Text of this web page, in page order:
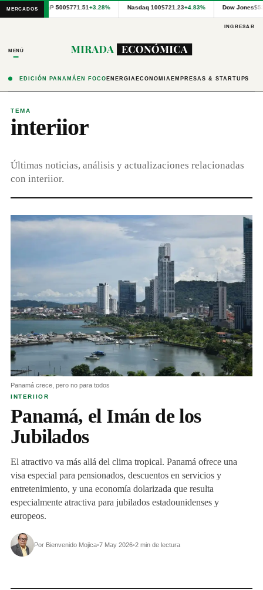
MERCADOS S&P 500$771.51+3.28% Nasdaq 100$721.23+4.83% Dow Jones
Cotizaciones
internacionales
Financial
Modeling
precios
por
Latinex
para
INGRESAR
MENÚ
EDICIÓN PANAMÁ EN FOCO ENERGÍA ECONOMÍA EMPRESAS & STARTUPS
TEMA
interiior
Últimas noticias, análisis y actualizaciones relacionadas
con interiior.
INTERIIOR
Panamá, el Imán de los
Jubilados
El atractivo va más allá del clima tropical. Panamá ofrece una
visa especial para pensionados, descuentos en servicios y
entretenimiento, y una economía dolarizada que resulta
especialmente atractiva para jubilados estadounidenses y
europeos.
Por Bienvenido Mojica•7 May 2026•2 min de lectura
Panamá crece, pero no para todos